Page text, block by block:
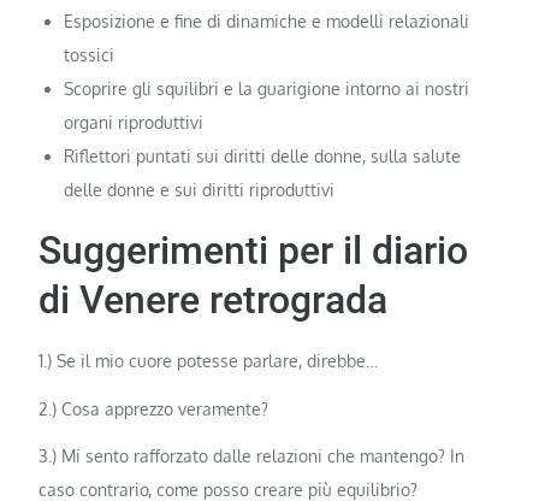
Esposizione e fine di dinamiche e modelli relazionali
tossici
Scoprire gli squilibri e la guarigione intorno ai nostri
organi riproduttivi
Riflettori puntati sui diritti delle donne, sulla salute
delle donne e sui diritti riproduttivi
Suggerimenti per il diario
di Venere retrograda
1.) Se il mio cuore potesse parlare, direbbe…
2.) Cosa apprezzo veramente?
3.) Mi sento rafforzato dalle relazioni che mantengo? In
caso contrario, come posso creare più equilibrio?